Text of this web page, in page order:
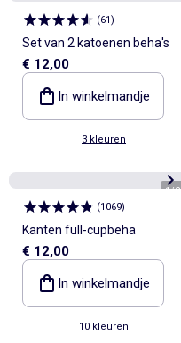
(61)
Set van 2 katoenen beha's
€ 12,00
In winkelmandje
3 kleuren
1/2
(1069)
Kanten full-cupbeha
€ 12,00
In winkelmandje
10 kleuren